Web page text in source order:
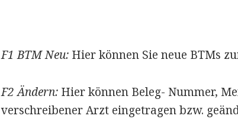
F1 BTM Neu:Hier können Sie neue BTMs
F2 Ändern: Hier können Beleg- Nummer,
verschreibener Arzt eingetragen bzw.